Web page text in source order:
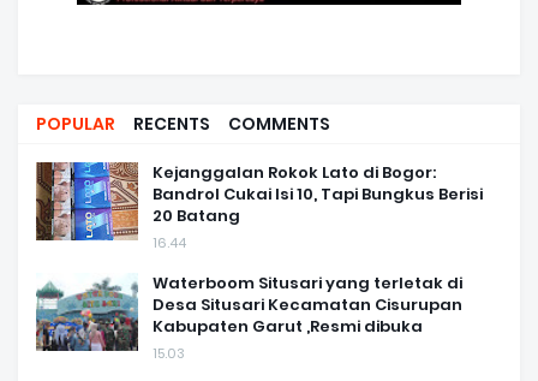
POPULAR RECENTS COMMENTS
Kejanggalan Rokok Lato di Bogor:
Bandrol Cukai Isi 10, Tapi Bungkus Berisi
20 Batang
16.44
Waterboom Situsari yang terletak di
Desa Situsari Kecamatan Cisurupan
Kabupaten Garut ,Resmi dibuka
15.03